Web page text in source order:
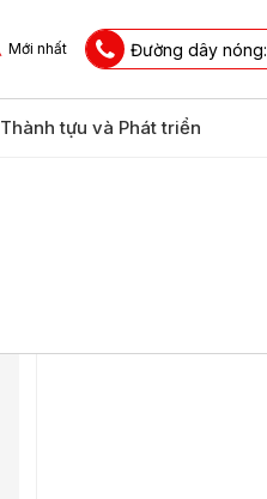
Mới nhất Đường dây nóng:
Thành tựu và Phát triển